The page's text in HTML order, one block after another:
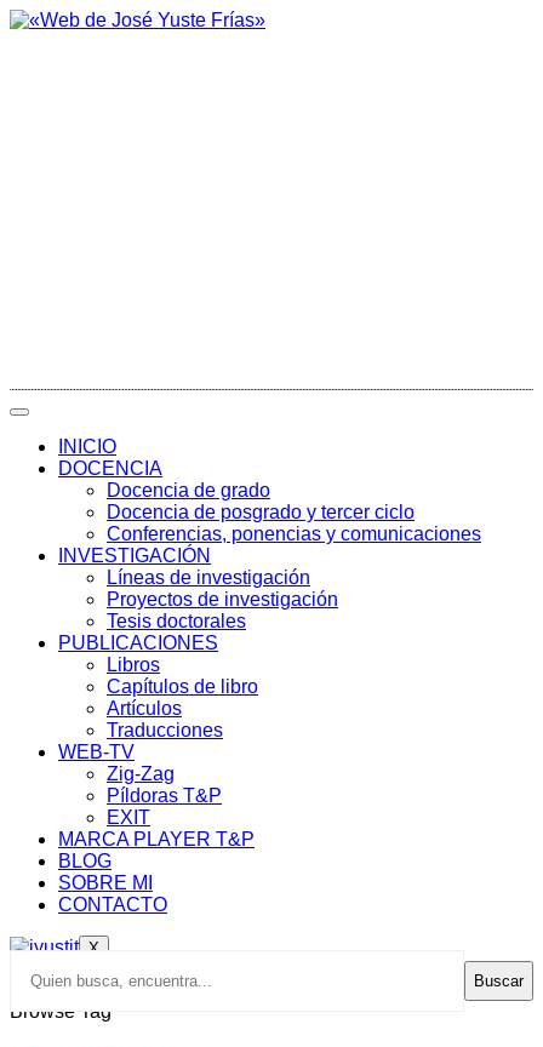
INICIO
DOCENCIA
Docencia de grado
Docencia de posgrado y tercer ciclo
Conferencias, ponencias y comunicaciones
INVESTIGACIÓN
Líneas de investigación
Proyectos de investigación
Tesis doctorales
PUBLICACIONES
Libros
Capítulos de libro
Artículos
Traducciones
WEB-TV
Zig-Zag
Píldoras T&P
EXIT
MARCA PLAYER T&P
BLOG
SOBRE MI
CONTACTO
X
Buscar
Browse Tag